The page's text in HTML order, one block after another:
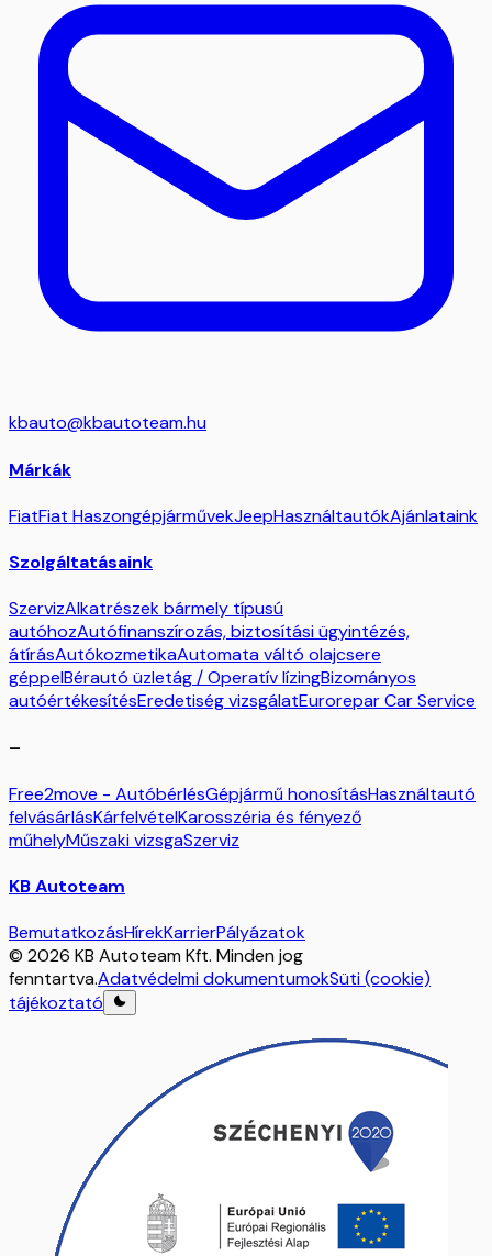
kbauto@kbautoteam.hu
Márkák
FiatFiat HaszongépjárművekJeepHasználtautókAjánlataink
Szolgáltatásaink
SzervizAlkatrészek bármely típusú
autóhozAutófinanszírozás, biztosítási ügyintézés,
átírásAutókozmetikaAutomata váltó olajcsere
géppelBérautó üzletág / Operatív lízingBizományos
autóértékesítésEredetiség vizsgálatEurorepar Car Service
–
Free2move - AutóbérlésGépjármű honosításHasználtautó
felvásárlásKárfelvételKarosszéria és fényező
műhelyMűszaki vizsgaSzerviz
KB Autoteam
BemutatkozásHírekKarrierPályázatok
© 2026 KB Autoteam Kft. Minden jog
fenntartva.Adatvédelmi dokumentumokSüti (cookie)
tájékoztató